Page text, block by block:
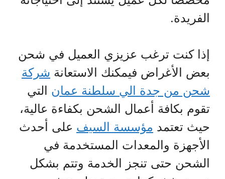
الفريدة.
إذا كنت ترغب عزيزي العميل في شحن
بعض الأغراض فيمكنك الاستعانة شركة
شحن من جدة الي سلطنة عمان التي
تقوم بكافة أعمال الشحن بكفاءة عالية،
حيث تعتمد مؤسسة السيف على أحدث
الأجهزة والمعدات المستخدمة في
الشحن حتى تنجز الخدمة وتتم بشكل